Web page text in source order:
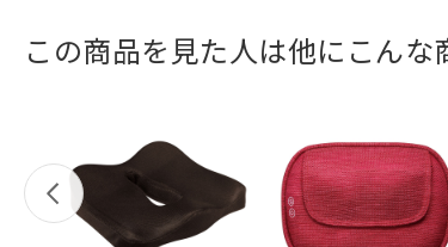
この商品を見た人は他にこんな